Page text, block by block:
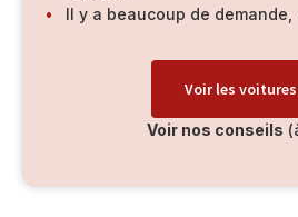
Il y a beaucoup de demande,
Voir les voitures
Voir nos conseils